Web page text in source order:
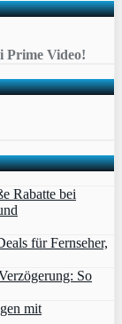
Prime Video!
Rabatte bei
für Fernseher,
So
mit